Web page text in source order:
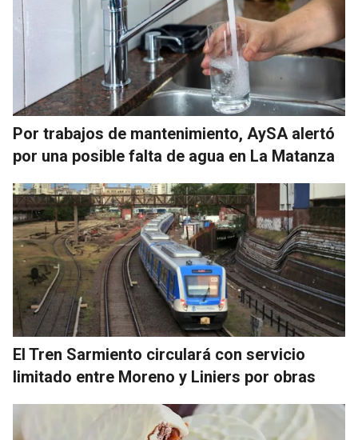
Por trabajos de mantenimiento, AySA alertó
por una posible falta de agua en La Matanza
El Tren Sarmiento circulará con servicio
limitado entre Moreno y Liniers por obras